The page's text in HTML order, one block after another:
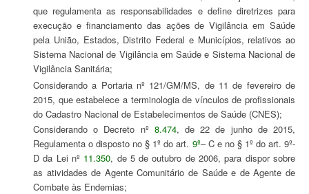
que regulamenta as responsabilidades e define diretrizes para
execução e financiamento das ações de Vigilância em Saúde
pela União, Estados, Distrito Federal e Municípios, relativos ao
Sistema Nacional de Vigilância em Saúde e Sistema Nacional de
Vigilância Sanitária;
Considerando a Portaria nº 121/GM/MS, de 11 de fevereiro de
2015, que estabelece a terminologia de vínculos de profissionais
do Cadastro Nacional de Estabelecimentos de Saúde (CNES);
Considerando o Decreto nº 8.474, de 22 de junho de 2015,
Regulamenta o disposto no § 1º do art. 9º– C e no § 1º do art. 9º-
D da Lei nº 11.350, de 5 de outubro de 2006, para dispor sobre
as atividades de Agente Comunitário de Saúde e de Agente de
Combate às Endemias;